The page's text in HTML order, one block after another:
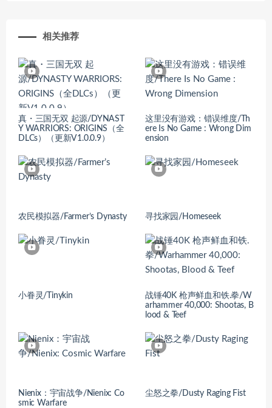
相关推荐
真・三国无双 起源/DYNAST
Y WARRIORS: ORIGINS（全
DLCs）（更新V1.0.0.9）
这里没有游戏：错误维度/Th
ere Is No Game : Wrong Dim
ension
农民模拟器/Farmer’s Dynasty 寻找家园/Homeseek
小眷灵/Tinykin
战锤40K 枪声鲜血和铁.拳/W
arhammer 40,000: Shootas, B
lood & Teef
Nienix：宇宙战争/Nienix: Co
smic Warfare
尘怒之拳/Dusty Raging Fist